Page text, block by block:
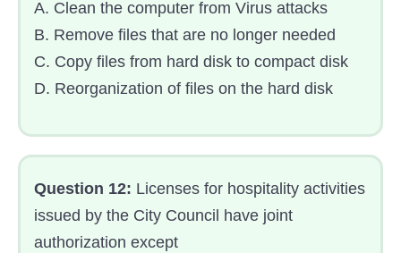
A. Clean the computer from Virus attacks
B. Remove files that are no longer needed
C. Copy files from hard disk to compact disk
D. Reorganization of files on the hard disk
Question 12: Licenses for hospitality activities
issued by the City Council have joint
authorization except